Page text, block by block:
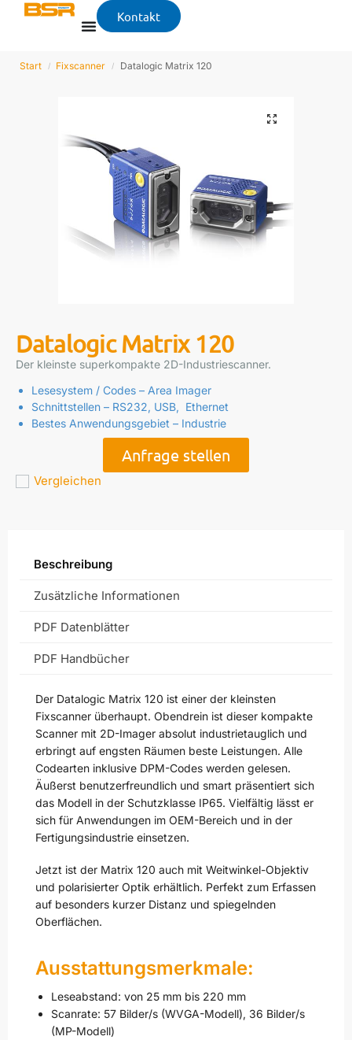
Kontakt
Start / Fixscanner / Datalogic Matrix 120
Datalogic Matrix 120
Der kleinste superkompakte 2D-Industriescanner.
Lesesystem / Codes – Area Imager
Schnittstellen – RS232, USB, Ethernet
Bestes Anwendungsgebiet – Industrie
Anfrage stellen
Vergleichen
Beschreibung
Zusätzliche Informationen
PDF Datenblätter
PDF Handbücher
Der Datalogic Matrix 120 ist einer der kleinsten
Fixscanner überhaupt. Obendrein ist dieser kompakte
Scanner mit 2D-Imager absolut industrietauglich und
erbringt auf engsten Räumen beste Leistungen. Alle
Codearten inklusive DPM-Codes werden gelesen.
Äußerst benutzerfreundlich und smart präsentiert sich
das Modell in der Schutzklasse IP65. Vielfältig lässt er
sich für Anwendungen im OEM-Bereich und in der
Fertigungsindustrie einsetzen.
Jetzt ist der Matrix 120 auch mit Weitwinkel-Objektiv
und polarisierter Optik erhältlich. Perfekt zum Erfassen
auf besonders kurzer Distanz und spiegelnden
Oberflächen.
Ausstattungsmerkmale:
Leseabstand: von 25 mm bis 220 mm
Scanrate: 57 Bilder/s (WVGA-Modell), 36 Bilder/s
(MP-Modell)